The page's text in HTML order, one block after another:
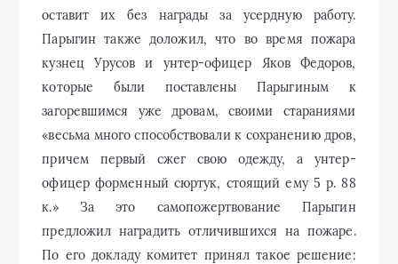
оставит их без награды за усердную работу.
Парыгин также доложил, что во время пожара
кузнец Урусов и унтер-офицер Яков Федоров,
которые были поставлены Парыгиным к
загоревшимся уже дровам, своими стараниями
«весьма много способствовали к сохранению дров,
причем первый сжег свою одежду, а унтер-
офицер форменный сюртук, стоящий ему 5 р. 88
к.» За это самопожертвование Парыгин
предложил наградить отличившихся на пожаре.
По его докладу комитет принял такое решение: